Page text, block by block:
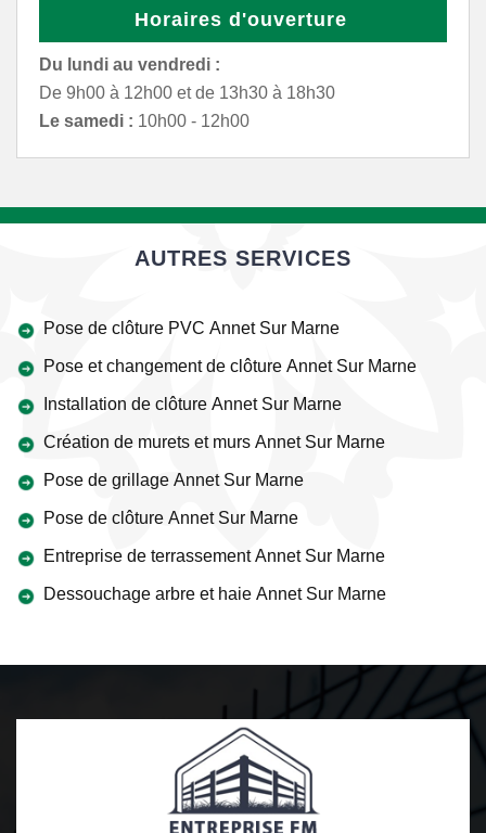
Horaires d'ouverture
Du lundi au vendredi :
De 9h00 à 12h00 et de 13h30 à 18h30
Le samedi : 10h00 - 12h00
AUTRES SERVICES
Pose de clôture PVC Annet Sur Marne
Pose et changement de clôture Annet Sur Marne
Installation de clôture Annet Sur Marne
Création de murets et murs Annet Sur Marne
Pose de grillage Annet Sur Marne
Pose de clôture Annet Sur Marne
Entreprise de terrassement Annet Sur Marne
Dessouchage arbre et haie Annet Sur Marne